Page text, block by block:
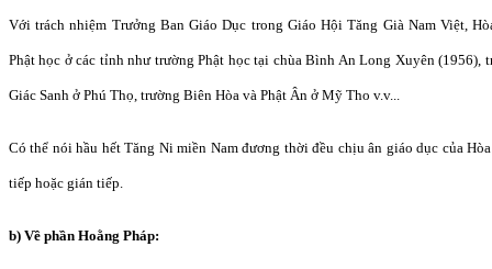
Với trách nhiệm Trưởng Ban Giáo Dục trong Giáo Hội Tăng Già Nam Việt,
Phật học ở các tỉnh như trường Phật học tại chùa Bình An Long Xuyên (1956),
Giác Sanh ở Phú Thọ, trường Biên Hòa và Phật Ân ở Mỹ Tho v.v...
Có thể nói hầu hết Tăng Ni miền Nam đương thời đều chịu ân giáo dục của
tiếp hoặc gián tiếp.
b) Về phần Hoằng Pháp: